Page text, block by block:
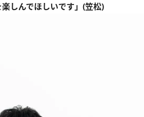
楽しんでほしいです」(笠松)